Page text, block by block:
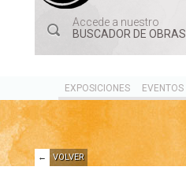
Accede a nuestro
BUSCADOR DE OBRAS
EXPOSICIONES EVENTOS
← VOLVER